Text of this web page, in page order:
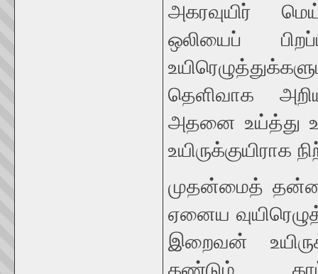
அகரவுயிர்
ஒலியைப்
தெளிவாக
அதனை உய்த்து
உயிருக்குயிராக
முதன்மைத்
ஏனைய
இறைவன்
கண்டும்